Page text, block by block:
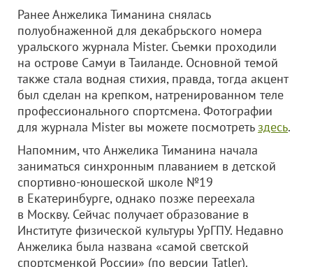
Ранее Анжелика Тиманина снялась
полуобнаженной для декабрьского номера
уральского журнала Mister. Съемки проходили
на острове Самуи в Таиланде. Основной темой
также стала водная стихия, правда, тогда акцент
был сделан на крепком, натренированном теле
профессионального спортсмена. Фотографии
для журнала Mister вы можете посмотретьздесь.
Напомним, что Анжелика Тиманина начала
заниматься синхронным плаванием в детской
спортивно-юношеской школе №19
в Екатеринбурге, однако позже переехала
в Москву. Сейчас получает образование в
Институте физической культуры УрГПУ. Недавно
Анжелика была названа «самой светской
спортсменкой России» (по версии Tatler).